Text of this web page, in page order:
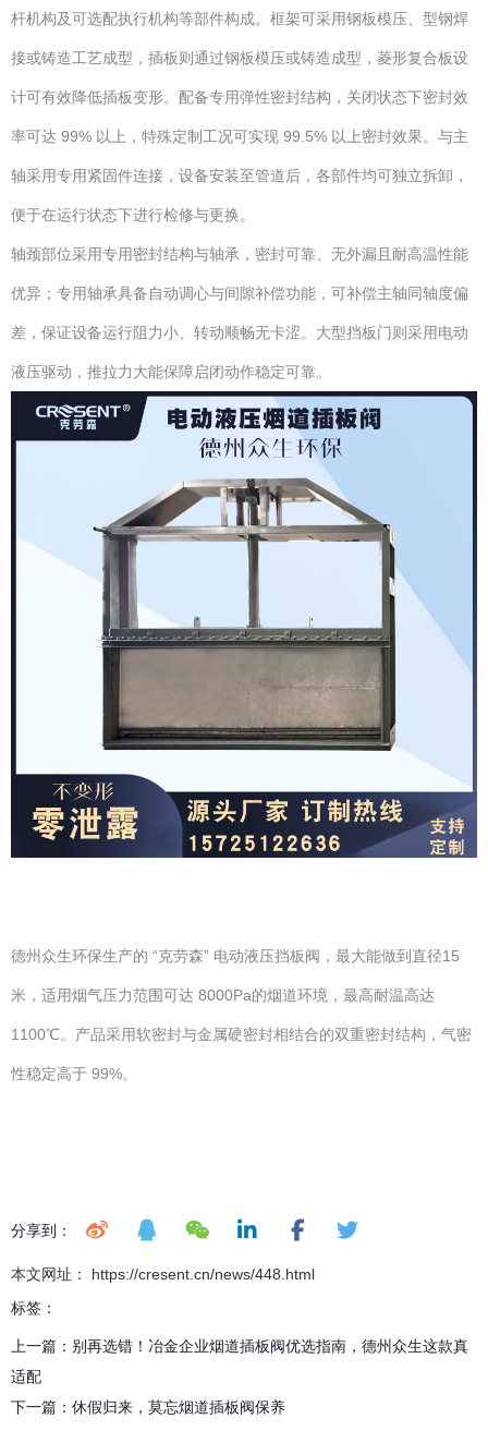
杆机构及可选配执行机构等部件构成。框架可采用钢板模压、型钢焊
接或铸造工艺成型，插板则通过钢板模压或铸造成型，菱形复合板设
计可有效降低插板变形。配备专用弹性密封结构，关闭状态下密封效
率可达 99% 以上，特殊定制工况可实现 99.5% 以上密封效果。与主
轴采用专用紧固件连接，设备安装至管道后，各部件均可独立拆卸，
便于在运行状态下进行检修与更换。
轴颈部位采用专用密封结构与轴承，密封可靠、无外漏且耐高温性能
优异；专用轴承具备自动调心与间隙补偿功能，可补偿主轴同轴度偏
差，保证设备运行阻力小、转动顺畅无卡涩。大型挡板门则采用电动
液压驱动，推拉力大能保障启闭动作稳定可靠。
德州众生环保生产的 “克劳森” 电动液压挡板阀，最大能做到直径15
米，适用烟气压力范围可达 8000Pa的烟道环境，最高耐温高达
1100℃。产品采用软密封与金属硬密封相结合的双重密封结构，气密
性稳定高于 99%。
分享到：
本文网址： https://cresent.cn/news/448.html
标签：
上一篇： 别再选错！冶金企业烟道插板阀优选指南，德州众生这款真
适配
下一篇： 休假归来，莫忘烟道插板阀保养